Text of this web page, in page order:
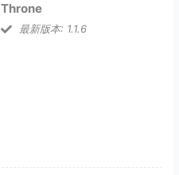
Throne
最新版本: 1.1.6